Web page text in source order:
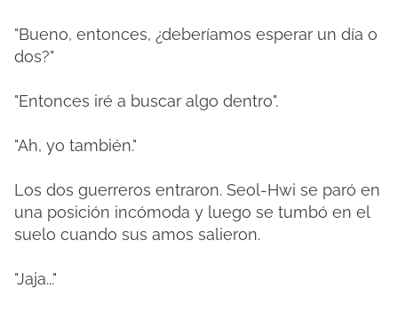
"Bueno, entonces, ¿deberíamos esperar un día o
dos?"
"Entonces iré a buscar algo dentro".
"Ah, yo también."
Los dos guerreros entraron. Seol-Hwi se paró en
una posición incómoda y luego se tumbó en el
suelo cuando sus amos salieron.
"Jaja..."